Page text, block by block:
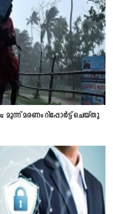
മരണം റിപ്പോർട്ട് ചെയ്തു